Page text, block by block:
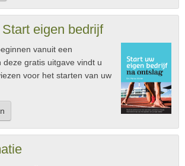
eigen bedrijf
vanuit een
deze gratis uitgave vindt u
voor het starten van uw